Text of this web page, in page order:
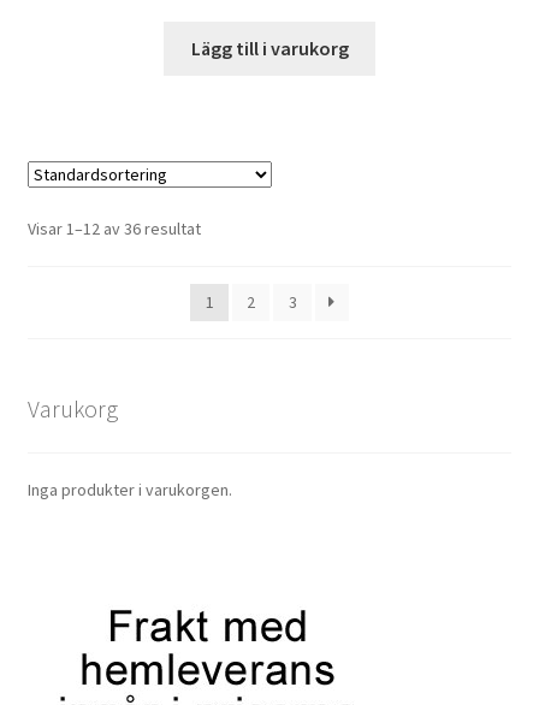
Lägg till i varukorg
Visar 1–12 av 36 resultat
1 2 3
Varukorg
Inga produkter i varukorgen.